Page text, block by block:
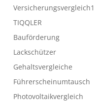
Versicherungsvergleich1
TIQQLER
Bauförderung
Lackschützer
Gehaltsvergleiche
Führerscheinumtausch
Photovoltaikvergleich